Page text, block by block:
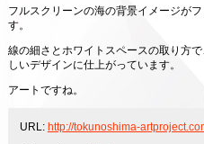
フルスクリーンの海の背景イメージが
す。
線の細さとホワイトスペースの取り方
しいデザインに仕上がっています。
アートですね。
URL: http://tokunoshima-